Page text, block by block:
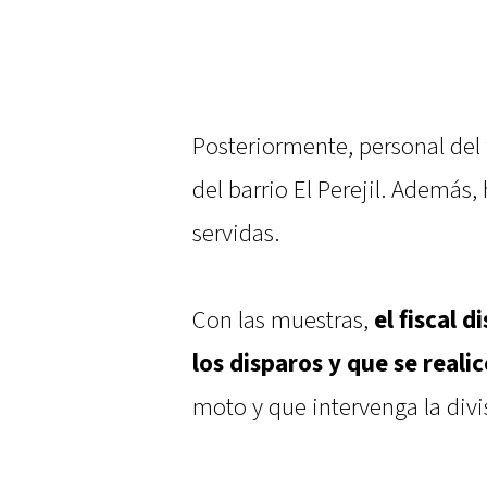
Posteriormente, personal
del barrio El Perejil.
servidas.
Con las muestras, el fiscal
los disparos y que se
moto y que intervenga la